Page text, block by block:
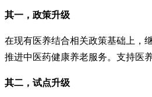
其一，政策升级
在现有医养结合相关政策基础上，
推进中医药健康养老服务。支持医
其二，试点升级